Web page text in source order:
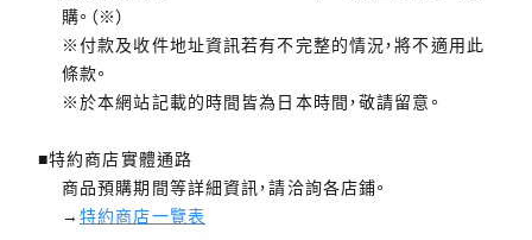
購。（※）
※付款及收件地址資訊若有不完整的情況，將不適用此
條款。
※於本網站記載的時間皆為日本時間，敬請留意。
■特約商店實體通路
商品預購期間等詳細資訊，請洽詢各店鋪。
→特約商店一覽表